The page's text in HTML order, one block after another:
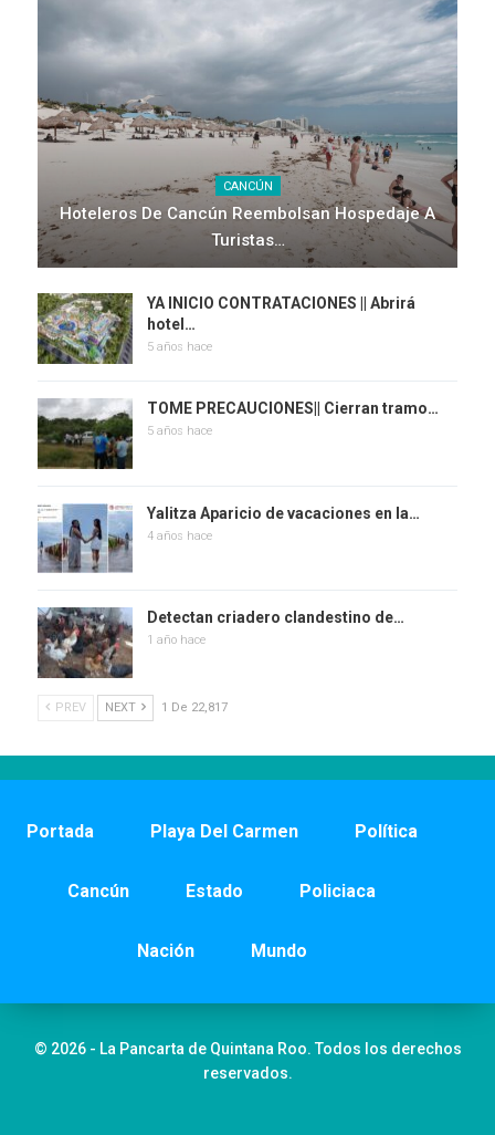
CANCÚN
Hoteleros De Cancún Reembolsan Hospedaje A
Turistas…
YA INICIO CONTRATACIONES || Abrirá
hotel…
5 años hace
TOME PRECAUCIONES|| Cierran tramo…
5 años hace
Yalitza Aparicio de vacaciones en la…
4 años hace
Detectan criadero clandestino de…
1 año hace
PREV NEXT 1 De 22,817
Portada Playa Del Carmen Política
Cancún Estado Policiaca
Nación Mundo
© 2026 - La Pancarta de Quintana Roo. Todos los derechos
reservados.